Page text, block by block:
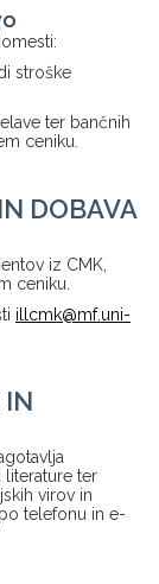
stroške
ter bančnih
ceniku.
DOBAVA
iz CMK,
ceniku.
illcmk@mf.uni-
IN
ter
virov in
telefonu in e-